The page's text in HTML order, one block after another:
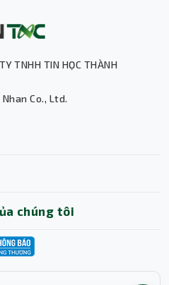
TNHH TIN HỌC THÀNH
Co., Ltd.
chúng tôi